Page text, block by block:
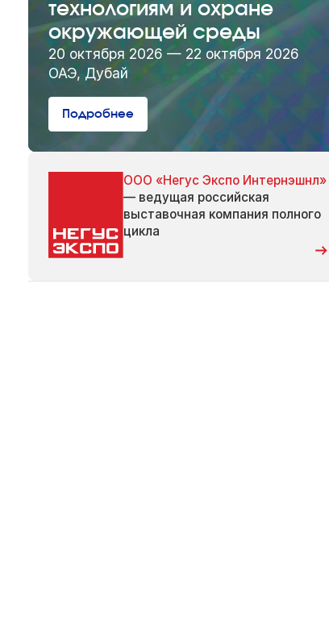
технологиям и охране
окружающей среды
20 октября 2026 — 22 октября 2026
ОАЭ, Дубай
Подробнее
ООО «Негус Экспо Интернэшнл»
— ведущая российская
выставочная компания полного
цикла